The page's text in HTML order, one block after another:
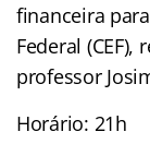
financeira
Federal
professor
Horário: 21h